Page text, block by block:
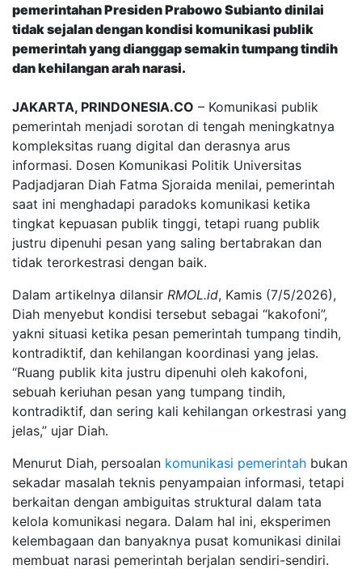
pemerintahan Presiden Prabowo Subianto dinilai
tidak sejalan dengan kondisi komunikasi publik
pemerintah yang dianggap semakin tumpang tindih
dan kehilangan arah narasi.
JAKARTA, PRINDONESIA.CO – Komunikasi publik
pemerintah menjadi sorotan di tengah meningkatnya
kompleksitas ruang digital dan derasnya arus
informasi. Dosen Komunikasi Politik Universitas
Padjadjaran Diah Fatma Sjoraida menilai, pemerintah
saat ini menghadapi paradoks komunikasi ketika
tingkat kepuasan publik tinggi, tetapi ruang publik
justru dipenuhi pesan yang saling bertabrakan dan
tidak terorkestrasi dengan baik.
Dalam artikelnya dilansir RMOL.id, Kamis (7/5/2026),
Diah menyebut kondisi tersebut sebagai “kakofoni”,
yakni situasi ketika pesan pemerintah tumpang tindih,
kontradiktif, dan kehilangan koordinasi yang jelas.
“Ruang publik kita justru dipenuhi oleh kakofoni,
sebuah keriuhan pesan yang tumpang tindih,
kontradiktif, dan sering kali kehilangan orkestrasi yang
jelas,” ujar Diah.
Menurut Diah, persoalan komunikasi pemerintah bukan
sekadar masalah teknis penyampaian informasi, tetapi
berkaitan dengan ambiguitas struktural dalam tata
kelola komunikasi negara. Dalam hal ini, eksperimen
kelembagaan dan banyaknya pusat komunikasi dinilai
membuat narasi pemerintah berjalan sendiri-sendiri.